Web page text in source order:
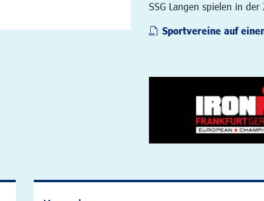
SSG Langen spielen in der
Sportvereine auf